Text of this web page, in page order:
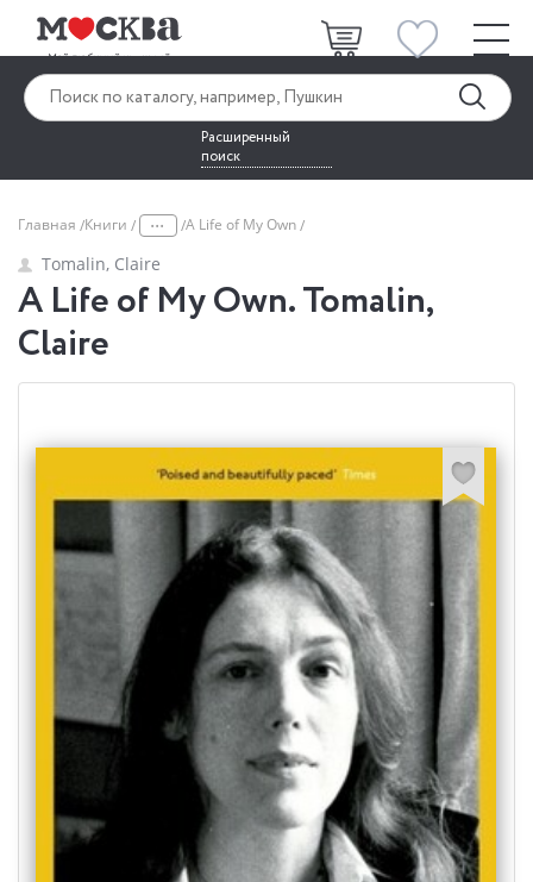
Расширенный
поиск
Главная Книги ... A Life of My Own
Tomalin, Claire
A Life of My Own. Tomalin,
Claire